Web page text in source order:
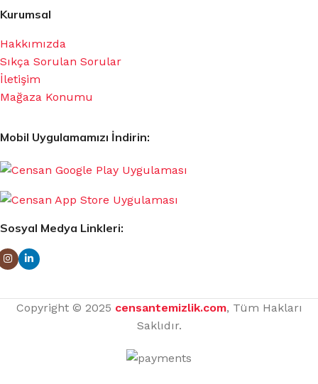
Kurumsal
Hakkımızda
Sıkça Sorulan Sorular
İletişim
Mağaza Konumu
Mobil Uygulamamızı İndirin:
Sosyal Medya Linkleri:
Copyright © 2025 censantemizlik.com, Tüm Hakları
Saklıdır.